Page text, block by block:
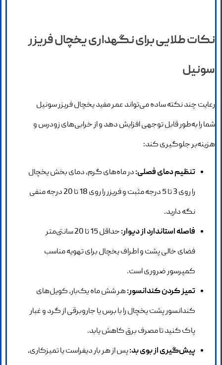
نکات طلایی برای نگهداری یخچال فریزر
سونیل
رعایت چند نکته ساده می‌تواند عمر مفید یخچال فریزر سونیل
شما را به‌طور قابل توجهی افزایش دهد و از خرابی‌های زودرس و
هزینه‌بر جلوگیری کند:
تنظیم دمای فصلی:در ماه‌های گرم، دمای بخش یخچال
را روی 3 تا 5 درجه مثبت و فریزر را روی 18 تا 20 درجه منفی
نگه دارید.
فاصله استاندارد از دیوار:
حداقل 15 تا 20 سانتی‌متر
فضای خالی پشت و اطراف یخچال برای تهویه مناسب
کمپرسور ضروری است.
تمیز کردن کندانسور:هر شش ماه یک‌بار، کویل‌های
کندانسور پشت یخچال را با برس یا جاروبرقی از گرد و غبار
پاک کنید تا مصرف برق کاهش یابد.
پیش‌گیری از بوی بد:پس از هر بار دیفراست یا تمیزکاری،